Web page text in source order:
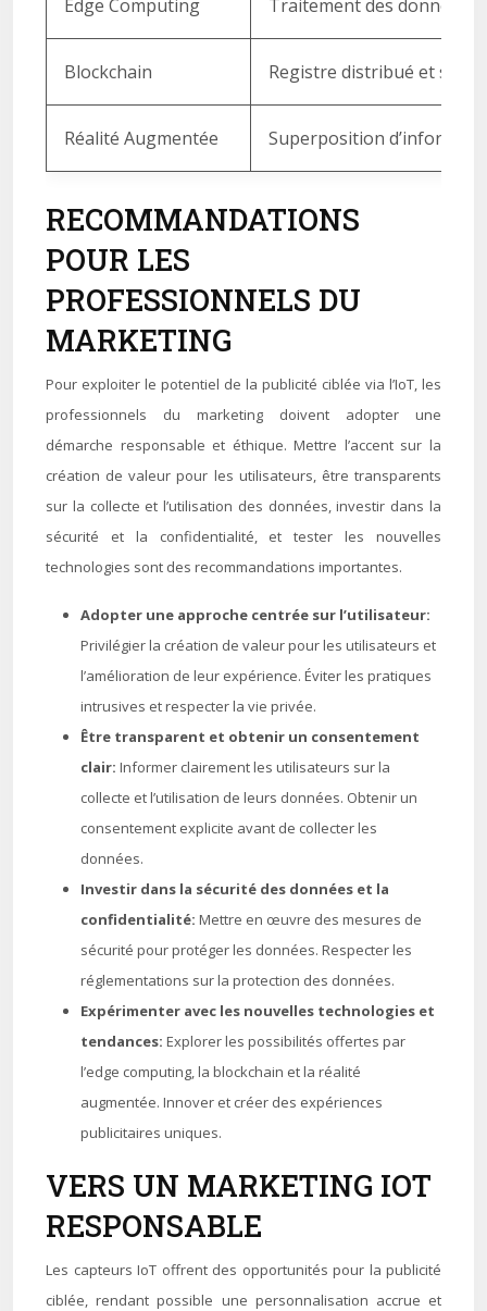
Edge Computing Traitement des données
Blockchain Registre distribué et
Réalité Augmentée Superposition
RECOMMANDATIONS
POUR LES
PROFESSIONNELS DU
MARKETING
Pour exploiter le potentiel de la publicité ciblée via l’IoT, les
professionnels du marketing doivent adopter une
démarche responsable et éthique. Mettre l’accent sur la
création de valeur pour les utilisateurs, être transparents
sur la collecte et l’utilisation des données, investir dans la
sécurité et la confidentialité, et tester les nouvelles
technologies sont des recommandations importantes.
Adopter une approche centrée sur l’utilisateur:
Privilégier la création de valeur pour les utilisateurs et
l’amélioration de leur expérience. Éviter les pratiques
intrusives et respecter la vie privée.
Être transparent et obtenir un consentement
clair: Informer clairement les utilisateurs sur la
collecte et l’utilisation de leurs données. Obtenir un
consentement explicite avant de collecter les
données.
Investir dans la sécurité des données et la
confidentialité: Mettre en œuvre des mesures de
sécurité pour protéger les données. Respecter les
réglementations sur la protection des données.
Expérimenter avec les nouvelles technologies et
tendances: Explorer les possibilités offertes par
l’edge computing, la blockchain et la réalité
augmentée. Innover et créer des expériences
publicitaires uniques.
VERS UN MARKETING IOT
RESPONSABLE
Les capteurs IoT offrent des opportunités pour la publicité
ciblée, rendant possible une personnalisation accrue et